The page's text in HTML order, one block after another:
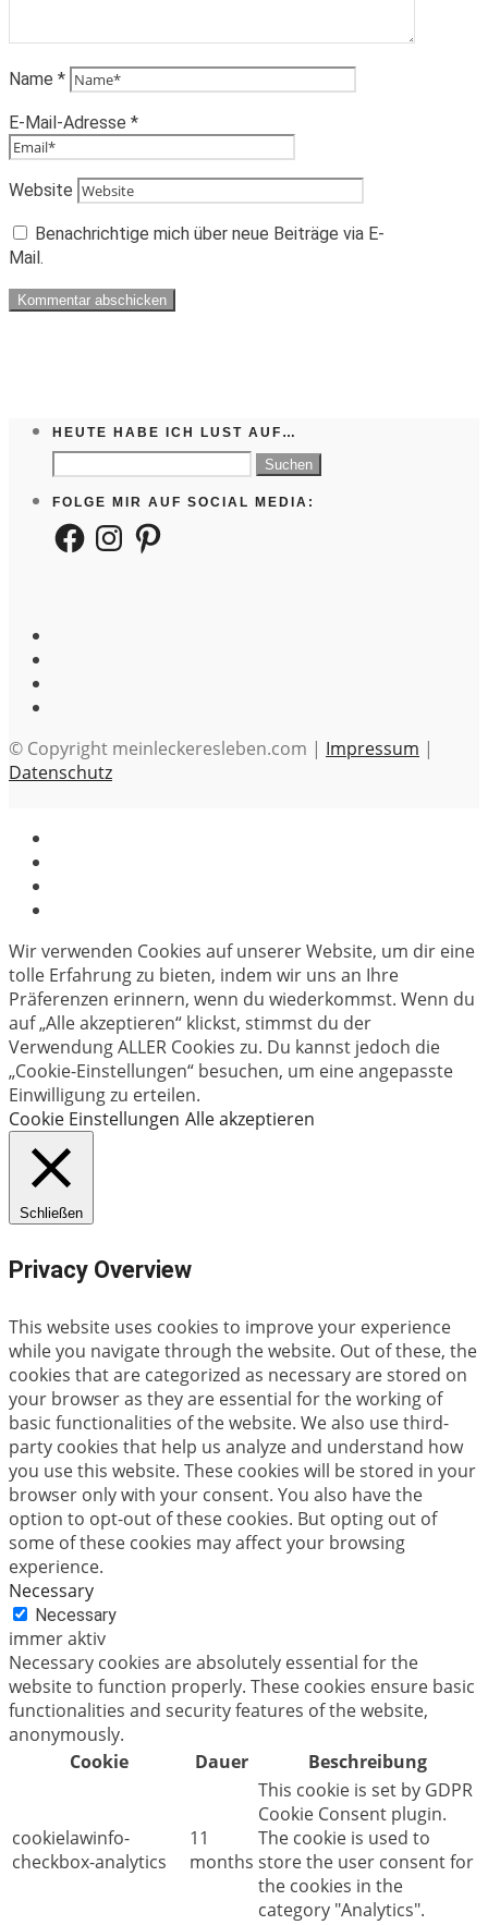
Name *
E-Mail-Adresse *
Website
Benachrichtige mich über neue Beiträge via E-
Mail.
HEUTE HABE ICH LUST AUF…
Suchen
nach:
FOLGE MIR AUF SOCIAL MEDIA:
FacebookInstagramPinterest
© Copyright meinleckeresleben.com | Impressum |
Datenschutz
Wir verwenden Cookies auf unserer Website, um dir eine
tolle Erfahrung zu bieten, indem wir uns an Ihre
Präferenzen erinnern, wenn du wiederkommst. Wenn du
auf „Alle akzeptieren“ klickst, stimmst du der
Verwendung ALLER Cookies zu. Du kannst jedoch die
„Cookie-Einstellungen“ besuchen, um eine angepasste
Einwilligung zu erteilen.
Cookie Einstellungen Alle akzeptieren
Schließen
Privacy Overview
This website uses cookies to improve your experience
while you navigate through the website. Out of these, the
cookies that are categorized as necessary are stored on
your browser as they are essential for the working of
basic functionalities of the website. We also use third-
party cookies that help us analyze and understand how
you use this website. These cookies will be stored in your
browser only with your consent. You also have the
option to opt-out of these cookies. But opting out of
some of these cookies may affect your browsing
experience.
Necessary
Necessary
immer aktiv
Necessary cookies are absolutely essential for the
website to function properly. These cookies ensure basic
functionalities and security features of the website,
anonymously.
Cookie
Dauer Beschreibung
cookielawinfo-
checkbox-analytics
11
months
This cookie is set by GDPR
Cookie Consent plugin.
The cookie is used to
store the user consent for
the cookies in the
category "Analytics".